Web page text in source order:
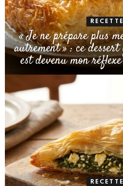
« Je ne prépare plus
autrement » : ce
est devenu mon